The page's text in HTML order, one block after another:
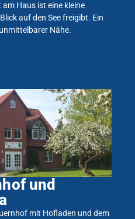
Haus ist eine kleine
auf den See freigibt. Ein
Nähe.
und
mit Hofladen und dem